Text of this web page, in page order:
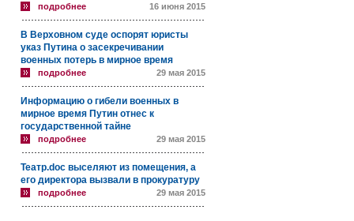
подробнее 16 июня 2015
В Верховном суде оспорят юристы
указ Путина о засекречивании
военных потерь в мирное время
подробнее 29 мая 2015
Информацию о гибели военных в
мирное время Путин отнес к
государственной тайне
подробнее 29 мая 2015
Театр.doc выселяют из помещения, а
его директора вызвали в прокуратуру
подробнее 29 мая 2015